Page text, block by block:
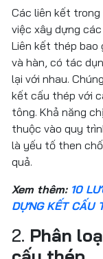
Các liên kết
việc xây dựng
Liên kết thép bao
và hàn, có tác
lại với nhau.
kết cấu thép với
tông. Khả năng
thuộc vào quy
là yếu tố then
quả.
Xem thêm: 10
DỰNG KẾT CẤU
2. Phân